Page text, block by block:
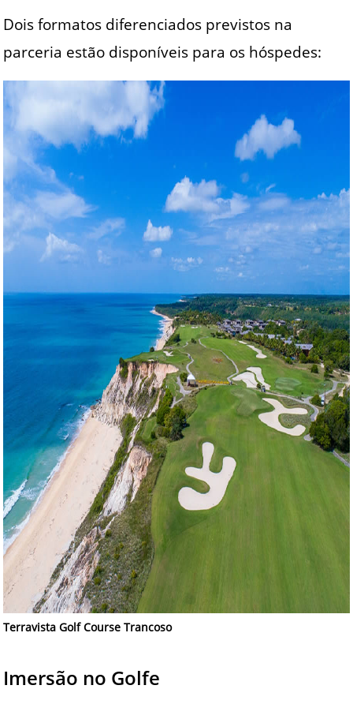
Dois formatos diferenciados previstos na
parceria estão disponíveis para os hóspedes:
Terravista Golf Course Trancoso
Imersão no Golfe